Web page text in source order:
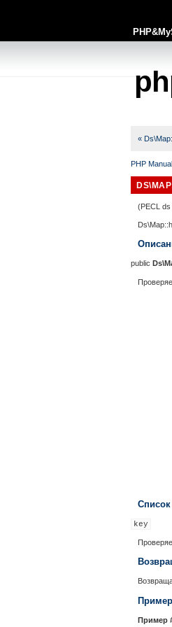
«
PHP Manual
(PECL ds
public
key
Пример